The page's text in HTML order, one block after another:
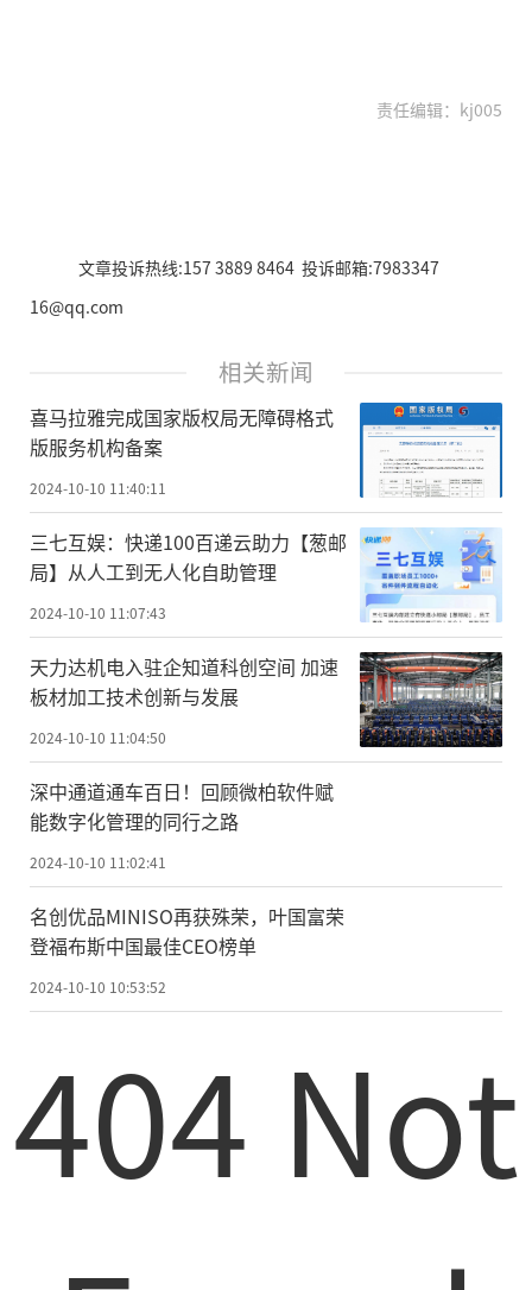
责任编辑：kj005
文章投诉热线:157 3889 8464 投诉邮箱:7983347
16@qq.com
相关新闻
喜马拉雅完成国家版权局无障碍格式
版服务机构备案
2024-10-10 11:40:11
三七互娱：快递100百递云助力【葱邮
局】从人工到无人化自助管理
2024-10-10 11:07:43
天力达机电入驻企知道科创空间 加速
板材加工技术创新与发展
2024-10-10 11:04:50
深中通道通车百日！回顾微柏软件赋
能数字化管理的同行之路
2024-10-10 11:02:41
名创优品MINISO再获殊荣，叶国富荣
登福布斯中国最佳CEO榜单
2024-10-10 10:53:52
404 Not